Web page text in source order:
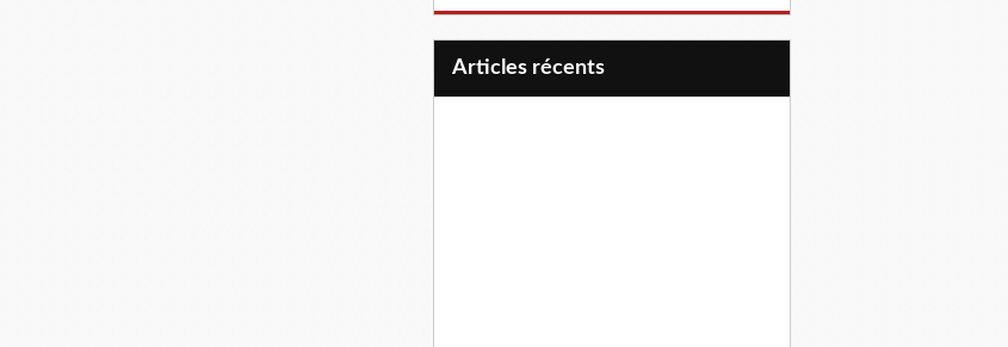
articles récents